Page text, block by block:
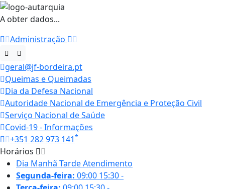
A obter dados...
Administração
geral@jf-bordeira.pt
Queimas e Queimadas
Dia da Defesa Nacional
Autoridade Nacional de Emergência e Proteção Civil
Serviço Nacional de Saúde
Covid-19 - Informações
+351 282 973 141*
Horários
Dia Manhã TardeAtendimento
Segunda-feira: 09:00 15:30-